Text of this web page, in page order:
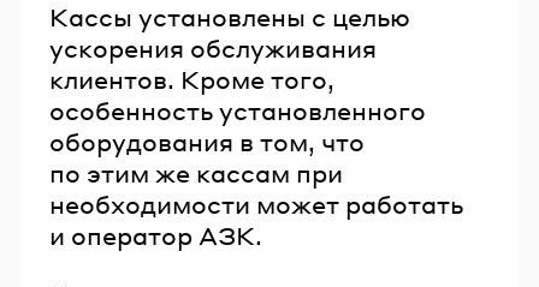
Кассы установлены с целью
ускорения обслуживания
клиентов. Кроме того,
особенность установленного
оборудования в том, что
по этим же кассам при
необходимости может работать
и оператор АЗК.